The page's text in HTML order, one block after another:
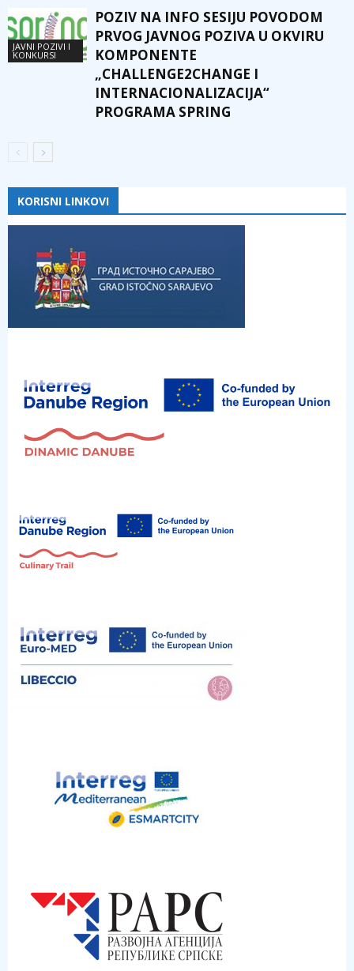
JAVNI POZIVI I
KONKURSI
POZIV NA INFO SESIJU POVODOM
PRVOG JAVNOG POZIVA U OKVIRU
KOMPONENTE
„CHALLENGE2CHANGE I
INTERNACIONALIZACIJA“
PROGRAMA SPRING
KORISNI LINKOVI